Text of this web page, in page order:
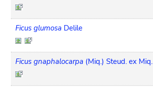
Ficus glumosa Delile
Ficus gnaphalocarpa (Miq.) Steud. ex Miq.